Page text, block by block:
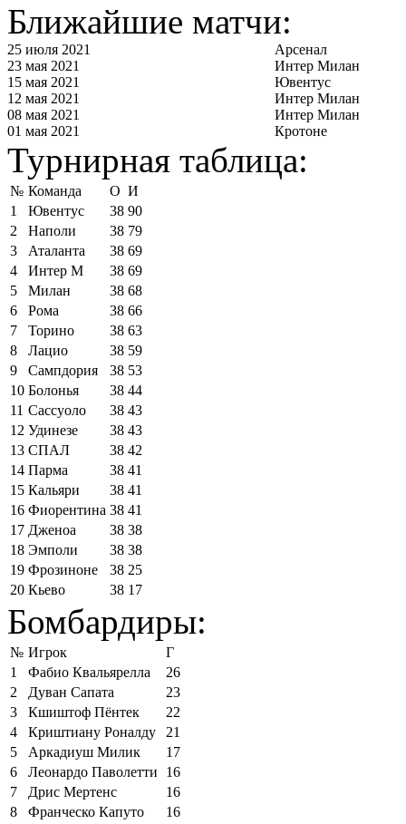
Ближайшие матчи:
25 июля 2021
Арсенал
23 мая 2021
Интер Милан
15 мая 2021
Ювентус
12 мая 2021
Интер Милан
08 мая 2021
Интер Милан
01 мая 2021
Кротоне
Турнирная таблица:
№ Команда О И
1
Ювентус 38 90
2
Наполи 38 79
3
Аталанта 38 69
4
Интер М 38 69
5
Милан 38 68
6
Рома 38 66
7
Торино 38 63
8
Лацио 38 59
9
Сампдория 38 53
10 Болонья 38 44
11 Сассуоло 38 43
12 Удинезе 38 43
13 СПАЛ 38 42
14 Парма 38 41
15 Кальяри 38 41
16 Фиорентина 38 41
17 Дженоа 38 38
18 Эмполи 38 38
19 Фрозиноне 38 25
20 Кьево 38 17
Бомбардиры:
№ Игрок
Г
1
Фабио Квальярелла
26
2
Дуван Сапата
23
3
Кшиштоф Пёнтек
22
4
Криштиану Роналду
21
5
Аркадиуш Милик
17
6
Леонардо Паволетти
16
7
Дрис Мертенс
16
8
Франческо Капуто
16